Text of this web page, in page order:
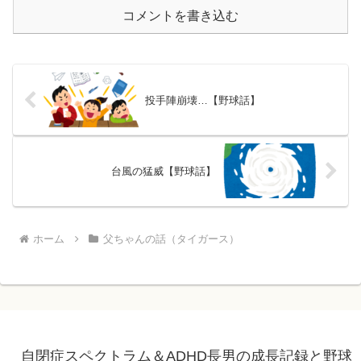
コメントを書き込む
投手陣崩壊…【野球話】
台風の猛威【野球話】
ホーム 父ちゃんの話（タイガース）
自閉症スペクトラム＆ADHD長男の成長記録と野球